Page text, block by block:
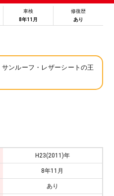
車検
8年11月
修復歴
あり
ンルーフ・レザーシートの王
H23(2011)年
8年11月
あり